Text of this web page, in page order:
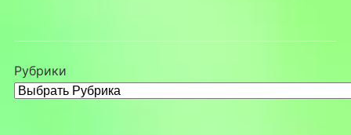
Рубрики